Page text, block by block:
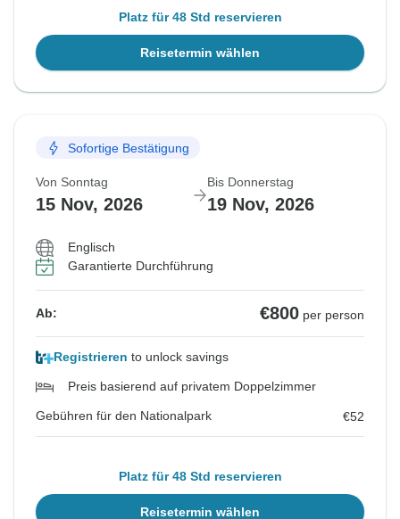
Platz für 48 Std reservieren
Reisetermin wählen
Sofortige Bestätigung
Von Sonntag
15 Nov, 2026
Bis Donnerstag
19 Nov, 2026
Englisch
Garantierte Durchführung
Ab: €800 per person
Registrieren to unlock savings
Preis basierend auf privatem Doppelzimmer
Gebühren für den Nationalpark €52
Platz für 48 Std reservieren
Reisetermin wählen